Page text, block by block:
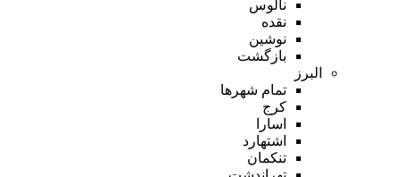
نالوس
نقده
نوشین
بازگشت
البرز
تمام شهر‌ها
کرج
اسارا
اشتهارد
تنکمان